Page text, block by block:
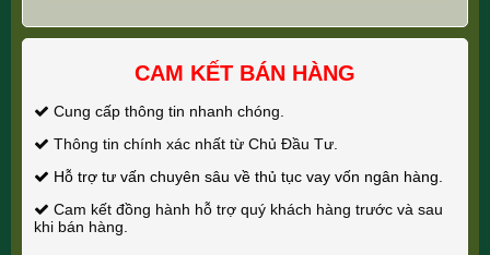
CAM KẾT BÁN HÀNG
Cung cấp thông tin nhanh chóng.
Thông tin chính xác nhất từ Chủ Đầu Tư.
Hỗ trợ tư vấn chuyên sâu về thủ tục vay vốn ngân hàng.
Cam kết đồng hành hỗ trợ quý khách hàng trước và sau
khi bán hàng.